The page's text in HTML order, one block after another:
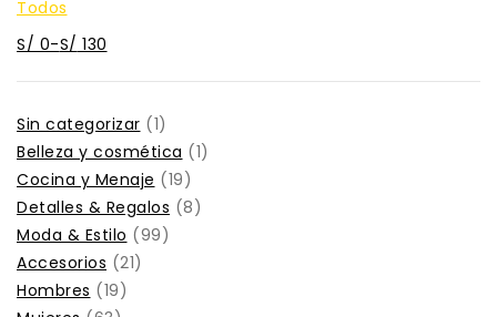
Todos
S/ 0-S/ 130
Sin categorizar
1
Belleza y cosmética
1
Cocina y Menaje
19
Detalles & Regalos
8
Moda & Estilo
99
Accesorios
21
Hombres
19